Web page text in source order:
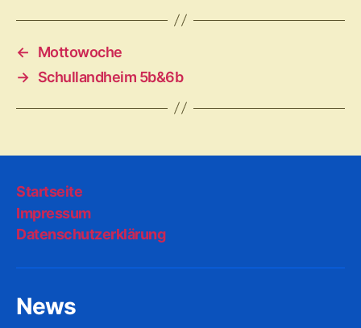
←
Mottowoche
→ Schullandheim 5b&6b
Startseite
Impressum
Datenschutzerklärung
News